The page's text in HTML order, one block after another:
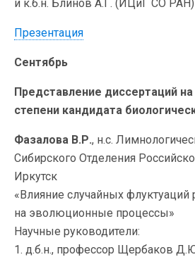
и к.б.н. Блинов А.Г. (ИЦиГ СО РАН)
Презентация
Сентябрь
Представление диссертаций
степени кандидата
Фазалова В.Р., н.с.
Сибирского Отделения
Иркутск
«Влияние случайных флуктуаций
на эволюционные процессы»
Научные руководители:
1. д.б.н., профессор Щербаков